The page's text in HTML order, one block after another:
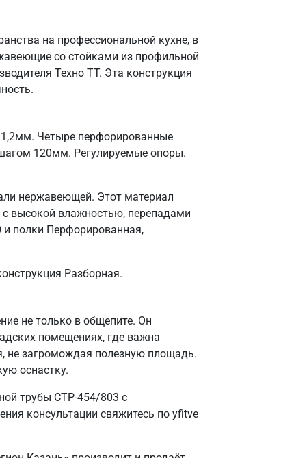
на профессиональной кухне, в
со стойками из профильной
Техно ТТ. Эта конструкция
1,2мм. Четыре перфорированные
120мм. Регулируемые опоры.
нержавеющей. Этот материал
высокой влажностью, перепадами
и полки Перфорированная,
Разборная.
не только в общепите. Он
помещениях, где важна
не загромождая полезную площадь.
оснастку.
трубы СТР-454/803 с
консультации свяжитесь по yfitve